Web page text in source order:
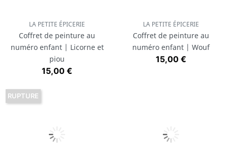
LA PETITE ÉPICERIE
Coffret de peinture au
numéro enfant | Licorne et
piou
Prix
15,00 €
LA PETITE ÉPICERIE
Coffret de peinture au
numéro enfant | Wouf
Prix
15,00 €
RUPTURE